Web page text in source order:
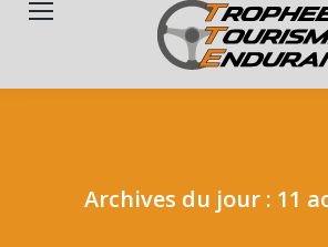
Archives du jour : 11